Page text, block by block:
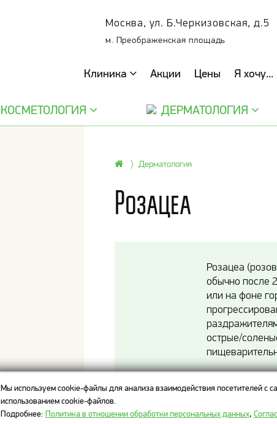
Москва, ул. Б.Черкизовская, д.5
м. Преображенская площадь
Клиника Акции Цены Я хочу...
КОСМЕТОЛОГИЯ ДЕРМАТОЛОГИЯ
Дерматология
Розацеа
Розацеа
обычно после
или на фоне
острые/
Цены на прием врача-
Мы используем cookie-файлы для анализа взаимодействия посетителей с
использованием cookie-файлов.
Подробнее: Политика в отношении обработки персональных данных,